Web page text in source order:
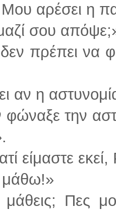
αρέσει η
σου
πρέπει να
αν η
φώναξε την
είμαστε
μάθω!»
μάθεις; Πες